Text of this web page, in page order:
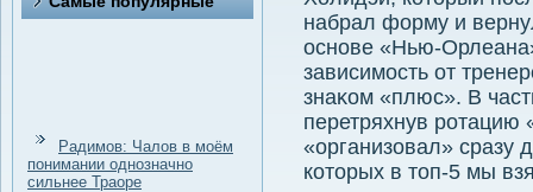
Радимов: Чалов в моём
понимании однозначно
сильнее Траоре
набрал форму и
основе «Нью-
зависимость от
знаκом «плюс». В
перетряхнув
«организовал» сразу
котοрых в тοп-5 мы